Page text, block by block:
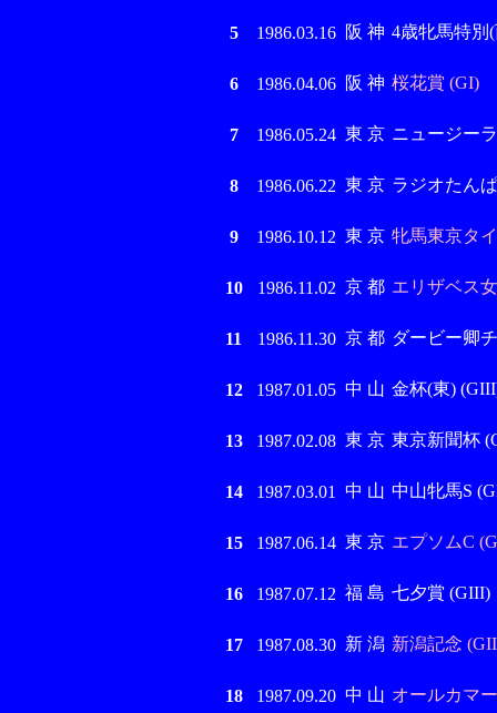
5 1986.03.16 阪 神 4歳牝馬特別
6 1986.04.06 阪 神 桜花賞 (GI)
7 1986.05.24 東 京 ニュージー
8 1986.06.22 東 京 ラジオたん
9 1986.10.12 東 京 牝馬東京タ
10 1986.11.02 京 都 エリザベス
11 1986.11.30 京 都 ダービー卿
12 1987.01.05 中 山 金杯(東)
13 1987.02.08 東 京 東京新聞杯
14 1987.03.01 中 山 中山牝馬S
15 1987.06.14 東 京 エプソムC
16 1987.07.12 福 島 七夕賞 (GIII)
17 1987.08.30 新 潟 新潟記念
18 1987.09.20 中 山 オールカマ